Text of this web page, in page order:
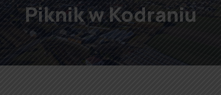
Piknik w Kodraniu